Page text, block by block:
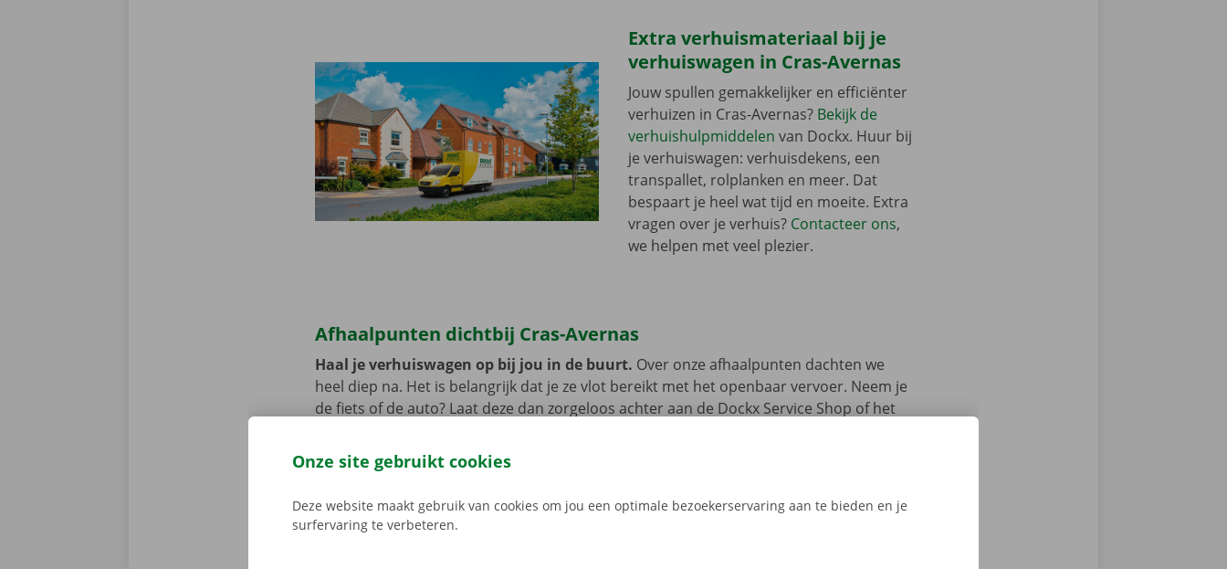
Extra verhuismateriaal bij je
verhuiswagen in Cras-Avernas
Jouw spullen gemakkelijker en efficiënter
verhuizen in Cras-Avernas? Bekijk de
verhuishulpmiddelen van Dockx. Huur bij
je verhuiswagen: verhuisdekens, een
transpallet, rolplanken en meer. Dat
bespaart je heel wat tijd en moeite. Extra
vragen over je verhuis? Contacteer ons,
we helpen met veel plezier.
Afhaalpunten dichtbij Cras-Avernas
Haal je verhuiswagen op bij jou in de buurt. Over onze afhaalpunten dachten we
heel diep na. Het is belangrijk dat je ze vlot bereikt met het openbaar vervoer. Neem je
de fiets of de auto? Laat deze dan zorgeloos achter aan de Dockx Service Shop of het
Onze site gebruikt cookies
Deze website maakt gebruik van cookies om jou een optimale bezoekerservaring aan te bieden en je
surfervaring te verbeteren.